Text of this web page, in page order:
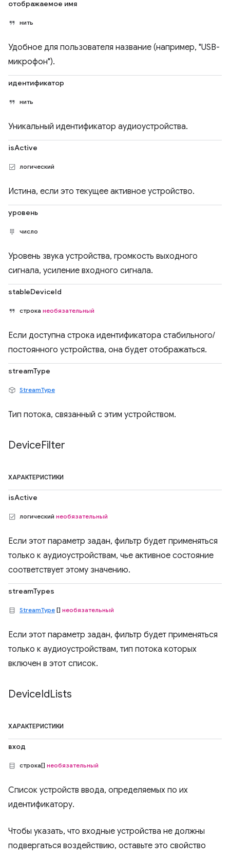
отображаемое имя
нить
Удобное для пользователя название (например, "USB-
микрофон").
идентификатор
нить
Уникальный идентификатор аудиоустройства.
isActive
логический
Истина, если это текущее активное устройство.
уровень
число
Уровень звука устройства, громкость выходного
сигнала, усиление входного сигнала.
stableDeviceId
строка необязательный
Если доступна строка идентификатора стабильного/
постоянного устройства, она будет отображаться.
streamType
StreamType
Тип потока, связанный с этим устройством.
DeviceFilter
ХАРАКТЕРИСТИКИ
isActive
логический необязательный
Если этот параметр задан, фильтр будет применяться
только к аудиоустройствам, чье активное состояние
соответствует этому значению.
streamTypes
StreamType [] необязательный
Если этот параметр задан, фильтр будет применяться
только к аудиоустройствам, тип потока которых
включен в этот список.
DeviceIdLists
ХАРАКТЕРИСТИКИ
вход
строка[] необязательный
Список устройств ввода, определяемых по их
идентификатору.
Чтобы указать, что входные устройства не должны
подвергаться воздействию, оставьте это свойство